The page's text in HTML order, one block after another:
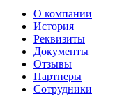
О компании
История
Реквизиты
Документы
Отзывы
Партнеры
Сотрудники